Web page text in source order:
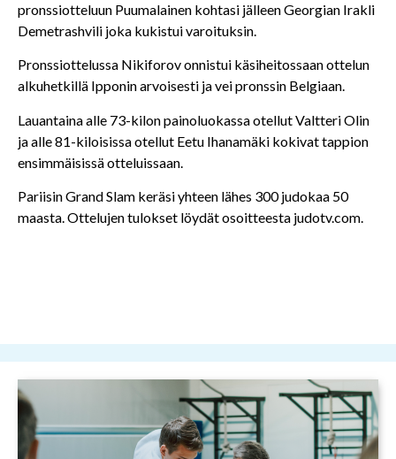
pronssiotteluun Puumalainen kohtasi jälleen Georgian Irakli
Demetrashvili joka kukistui varoituksin.
Pronssiottelussa Nikiforov onnistui käsiheitossaan ottelun
alkuhetkillä Ipponin arvoisesti ja vei pronssin Belgiaan.
Lauantaina alle 73-kilon painoluokassa otellut Valtteri Olin
ja alle 81-kiloisissa otellut Eetu Ihanamäki kokivat tappion
ensimmäisissä otteluissaan.
Pariisin Grand Slam keräsi yhteen lähes 300 judokaa 50
maasta. Ottelujen tulokset löydät osoitteesta judotv.com.